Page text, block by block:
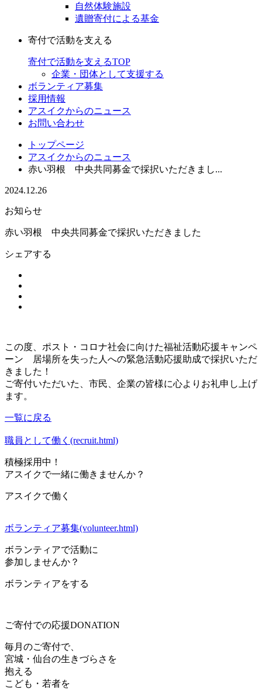
自然体験施設
遺贈寄付による基金
寄付で活動を支える
寄付で活動を支えるTOP
企業・団体として支援する
ボランティア募集
採用情報
アスイクからのニュース
お問い合わせ
トップページ
アスイクからのニュース
赤い羽根 中央共同募金で採択いただきまし...
2024.12.26
お知らせ
赤い羽根 中央共同募金で採択いただきました
シェアする
この度、ポスト・コロナ社会に向けた福祉活動応援キャンペ
ーン 居場所を失った人への緊急活動応援助成で採択いただ
きました！
ご寄付いただいた、市民、企業の皆様に心よりお礼申し上げ
ます。
一覧に戻る
職員として働く(recruit.html)
積極採用中！
アスイクで一緒に働きませんか？
アスイクで働く
ボランティア募集(volunteer.html)
ボランティアで活動に
参加しませんか？
ボランティアをする
ご寄付での応援DONATION
毎月のご寄付で、
宮城・仙台の生きづらさを
抱える
こども・若者を